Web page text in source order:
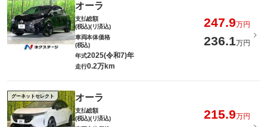
オーラ
支払総額
(税込)(リ済込)
247.9万円
車両本体価格
(税込)
236.1万円
年式2025(令和7)年
走行0.2万km
グーネットセレクト オーラ
支払総額
(税込)(リ済込)
215.9万円